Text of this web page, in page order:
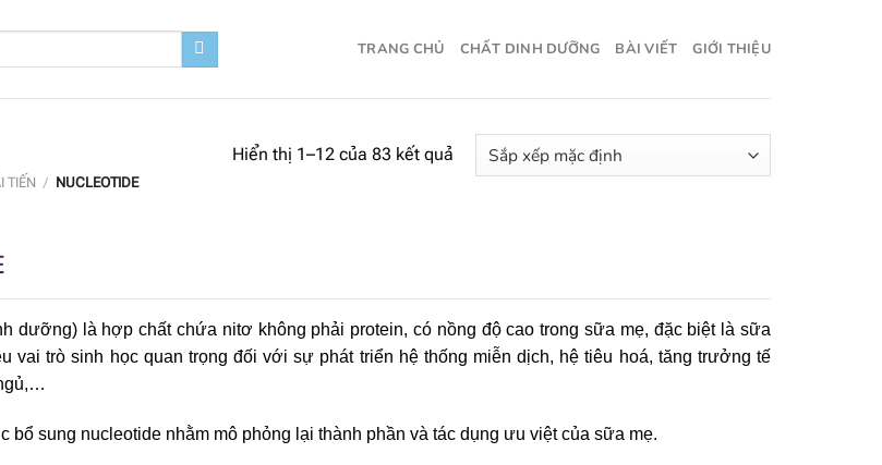
TRANG CHỦ CHẤT DINH DƯỠNG BÀI VIẾT GIỚI THIỆU
TIẾN / NUCLEOTIDE
Hiển thị 1–12 của 83 kết quả
dưỡng) là hợp chất chứa nitơ không phải protein, có nồng độ cao trong sữa mẹ, đặc biệt là sữa
vai trò sinh học quan trọng đối với sự phát triển hệ thống miễn dịch, hệ tiêu hoá, tăng trưởng tế
bổ sung nucleotide nhằm mô phỏng lại thành phần và tác dụng ưu việt của sữa mẹ.